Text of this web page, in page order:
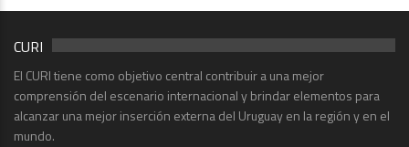
CURI
El CURI tiene como objetivo central contribuir a una mejor
comprensión del escenario internacional y brindar elementos para
alcanzar una mejor inserción externa del Uruguay en la región y en el
mundo.